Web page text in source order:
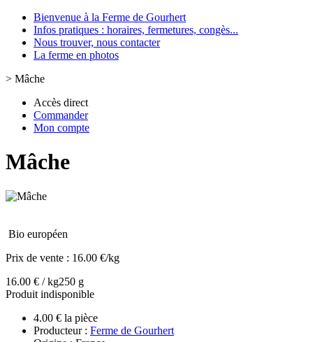
Bienvenue à la Ferme de Gourhert
Infos pratiques : horaires, fermetures, congès...
Nous trouver, nous contacter
La ferme en photos
> Mâche
Accès direct
Commander
Mon compte
Mâche
Bio européen
Prix de vente : 16.00 €/kg
16.00 € / kg250 g
Produit indisponible
4.00 € la pièce
Producteur : Ferme de Gourhert